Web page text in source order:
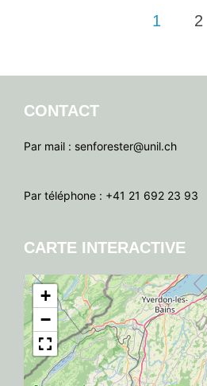
1 2
CONTACT
Par mail : senforester@unil.ch
Par téléphone : +41 21 692 23 93
CARTE INTERACTIVE
+
−